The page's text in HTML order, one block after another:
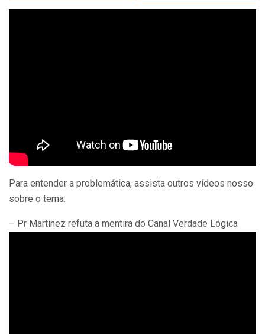
Para entender a problemática, assista outros vídeos nosso
sobre o tema:
– Pr Martinez refuta a mentira do Canal Verdade Lógica